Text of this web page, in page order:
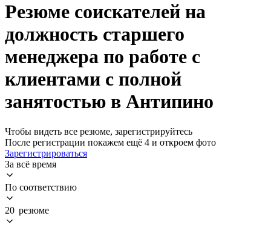
Резюме соискателей на
должность старшего
менеджера по работе с
клиентами с полной
занятостью в Антипино
Чтобы видеть все резюме, зарегистрируйтесь
После регистрации покажем ещё 4 и откроем фото
Зарегистрироваться
За всё время
По соответствию
20 резюме